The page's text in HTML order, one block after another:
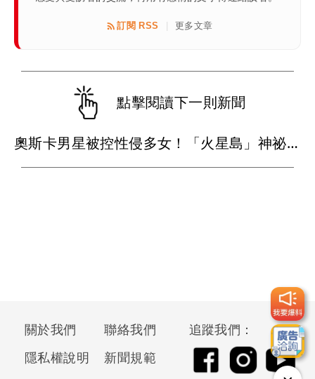
訂閱 RSS 更多文章
點擊閱讀下一則新聞
奧斯卡男星被控性侵多女！「火星島」神祕集會曝光 白衣粉絲朝拜遭疑邪教
關於我們
聯絡我們
隱私權說明
新聞規範
追蹤我們：